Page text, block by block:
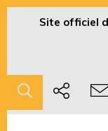
Site officiel